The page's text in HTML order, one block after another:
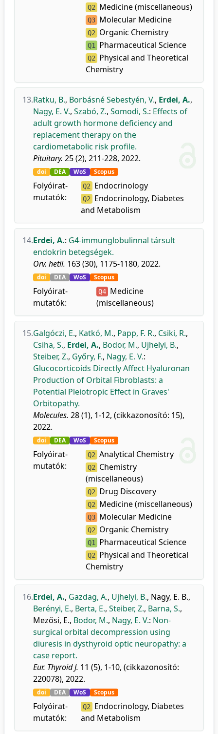
Q2 Medicine (miscellaneous)
Q3 Molecular Medicine
Q2 Organic Chemistry
Q1 Pharmaceutical Science
Q2
Physical and Theoretical
Chemistry
13.Ratku, B., Borbásné Sebestyén, V., Erdei, A.,
Nagy, E. V., Szabó, Z., Somodi, S.: Effects of
adult growth hormone deficiency and
replacement therapy on the
cardiometabolic risk profile.
Pituitary. 25 (2), 211-228, 2022.
doi DEA WoS Scopus
Folyóirat-
mutatók:
Q2 Endocrinology
Q2 Endocrinology, Diabetes
and Metabolism
14.Erdei, A.: G4-immunglobulinnal társult
endokrin betegségek.
Orv. hetil. 163 (30), 1175-1180, 2022.
doi DEA WoS Scopus
Folyóirat-
mutatók:
Q4 Medicine
(miscellaneous)
15.Galgóczi, E., Katkó, M., Papp, F. R., Csiki, R.,
Csiha, S., Erdei, A., Bodor, M., Ujhelyi, B.,
Steiber, Z., Győry, F., Nagy, E. V.:
Glucocorticoids Directly Affect Hyaluronan
Production of Orbital Fibroblasts: a
Potential Pleiotropic Effect in Graves'
Orbitopathy.
Molecules. 28 (1), 1-12, (cikkazonosító: 15),
2022.
doi DEA WoS Scopus
Folyóirat-
mutatók:
Q2 Analytical Chemistry
Q2
Chemistry
(miscellaneous)
Q2 Drug Discovery
Q2 Medicine (miscellaneous)
Q3 Molecular Medicine
Q2 Organic Chemistry
Q1 Pharmaceutical Science
Q2
Physical and Theoretical
Chemistry
16.Erdei, A., Gazdag, A., Ujhelyi, B., Nagy, E. B.,
Berényi, E., Berta, E., Steiber, Z., Barna, S.,
Mezősi, E., Bodor, M., Nagy, E. V.: Non-
surgical orbital decompression using
diuresis in dysthyroid optic neuropathy: a
case report.
Eur. Thyroid J. 11 (5), 1-10, (cikkazonosító:
220078), 2022.
doi DEA WoS Scopus
Folyóirat-
mutatók:
Q2 Endocrinology, Diabetes
and Metabolism